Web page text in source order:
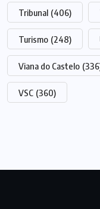
Tribunal (406)
Turismo (248)
Viana do Castelo
VSC (360)